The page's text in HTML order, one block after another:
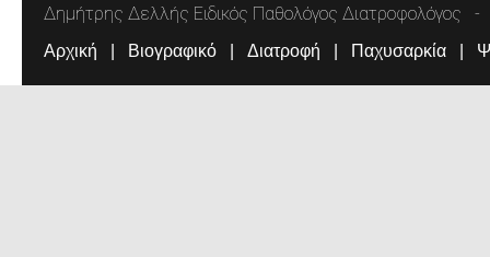
Δημήτρης Δελλής Ειδικός Παθολόγος Διατροφολόγος
Αρχική Βιογραφικό Διατροφή Παχυσαρκία